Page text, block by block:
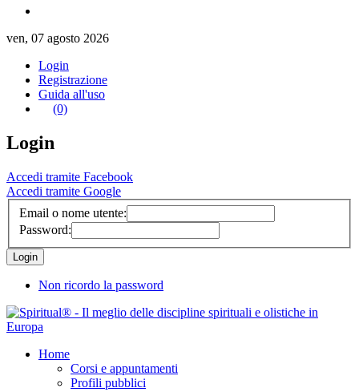
ven, 07 agosto 2026
Login
Registrazione
Guida all'uso
(0)
Login
Accedi tramite Facebook
Accedi tramite Google
Email o nome utente:
Password:
Non ricordo la password
Home
Corsi e appuntamenti
Profili pubblici